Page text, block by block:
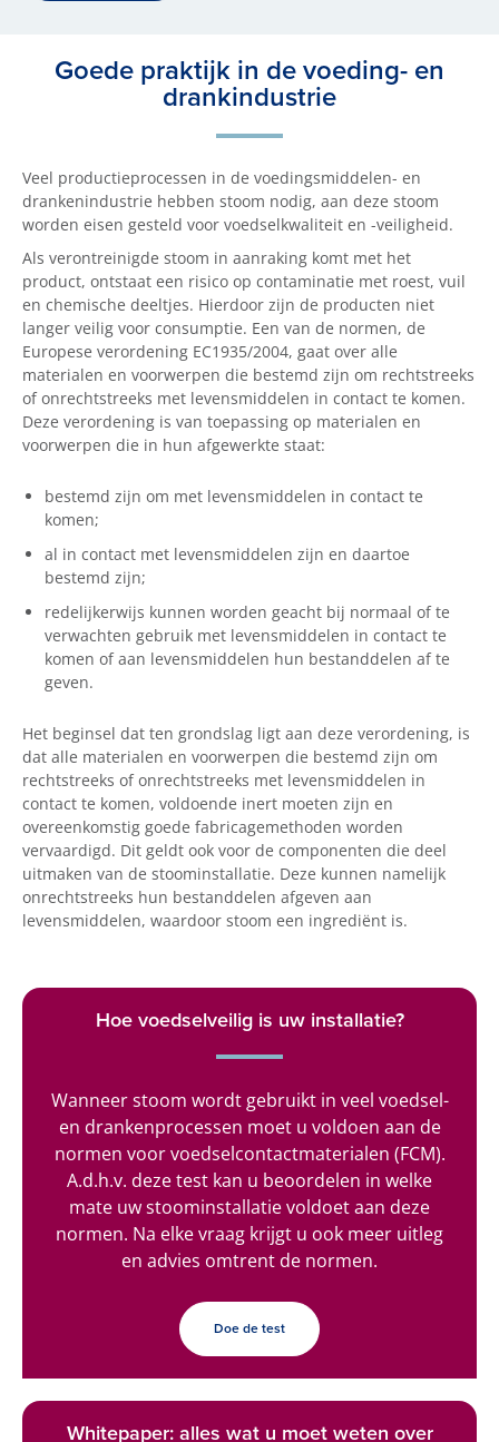
Goede praktijk in de voeding- en
drankindustrie
Veel productieprocessen in de voedingsmiddelen- en
drankenindustrie hebben stoom nodig, aan deze stoom
worden eisen gesteld voor voedselkwaliteit en -veiligheid.
Als verontreinigde stoom in aanraking komt met het
product, ontstaat een risico op contaminatie met roest, vuil
en chemische deeltjes. Hierdoor zijn de producten niet
langer veilig voor consumptie. Een van de normen, de
Europese verordening EC1935/2004, gaat over alle
materialen en voorwerpen die bestemd zijn om rechtstreeks
of onrechtstreeks met levensmiddelen in contact te komen.
Deze verordening is van toepassing op materialen en
voorwerpen die in hun afgewerkte staat:
bestemd zijn om met levensmiddelen in contact te
komen;
al in contact met levensmiddelen zijn en daartoe
bestemd zijn;
redelijkerwijs kunnen worden geacht bij normaal of te
verwachten gebruik met levensmiddelen in contact te
komen of aan levensmiddelen hun bestanddelen af te
geven.
Het beginsel dat ten grondslag ligt aan deze verordening, is
dat alle materialen en voorwerpen die bestemd zijn om
rechtstreeks of onrechtstreeks met levensmiddelen in
contact te komen, voldoende inert moeten zijn en
overeenkomstig goede fabricagemethoden worden
vervaardigd. Dit geldt ook voor de componenten die deel
uitmaken van de stoominstallatie. Deze kunnen namelijk
onrechtstreeks hun bestanddelen afgeven aan
levensmiddelen, waardoor stoom een ingrediënt is.
Hoe voedselveilig is uw installatie?
Wanneer stoom wordt gebruikt in veel voedsel-
en drankenprocessen moet u voldoen aan de
normen voor voedselcontactmaterialen (FCM).
A.d.h.v. deze test kan u beoordelen in welke
mate uw stoominstallatie voldoet aan deze
normen. Na elke vraag krijgt u ook meer uitleg
en advies omtrent de normen.
Doe de test
Whitepaper: alles wat u moet weten over